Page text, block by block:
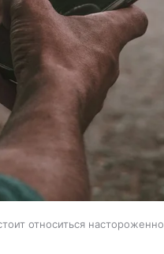
относиться настороженно